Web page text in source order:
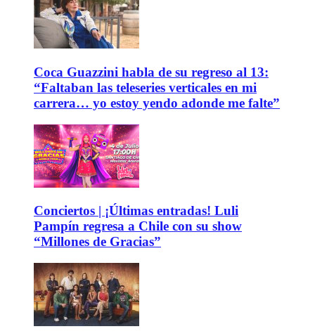
Coca Guazzini habla de su regreso al 13:
“Faltaban las teleseries verticales en mi
carrera… yo estoy yendo adonde me falte”
Conciertos | ¡Últimas entradas! Luli
Pampín regresa a Chile con su show
“Millones de Gracias”